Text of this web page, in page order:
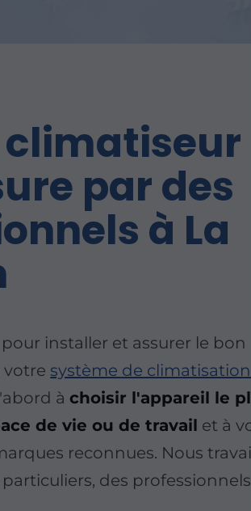
climatiseur
par des
à La
installer et assurer le bon
système de climatisation
àchoisir l'appareil le
de vie ou de travail et à
reconnues. Nous
des